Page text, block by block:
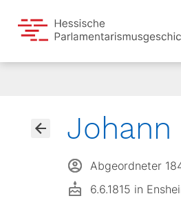
Abgeordneter
6.6.1815 in